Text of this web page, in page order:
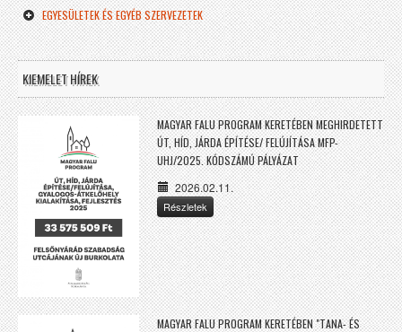
EGYESÜLETEK ÉS EGYÉB SZERVEZETEK
KIEMELET HÍREK
MAGYAR FALU PROGRAM KERETÉBEN MEGHIRDETETT
ÚT, HÍD, JÁRDA ÉPÍTÉSE/ FELÚJÍTÁSA MFP-
UHJ/2025. KÓDSZÁMÚ PÁLYÁZAT
2026.02.11.
Részletek
MAGYAR FALU PROGRAM KERETÉBEN "TANA- ÉS